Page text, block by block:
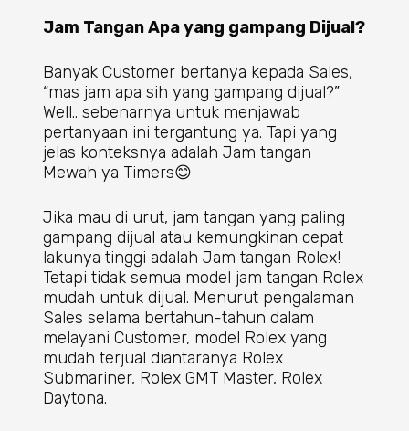
Jam Tangan Apa yang gampang Dijual?
Banyak Customer bertanya kepada Sales,
“mas jam apa sih yang gampang dijual?”
Well.. sebenarnya untuk menjawab
pertanyaan ini tergantung ya. Tapi yang
jelas konteksnya adalah Jam tangan
Mewah ya Timers😊
Jika mau di urut, jam tangan yang paling
gampang dijual atau kemungkinan cepat
lakunya tinggi adalah Jam tangan Rolex!
Tetapi tidak semua model jam tangan Rolex
mudah untuk dijual. Menurut pengalaman
Sales selama bertahun-tahun dalam
melayani Customer, model Rolex yang
mudah terjual diantaranya Rolex
Submariner, Rolex GMT Master, Rolex
Daytona.